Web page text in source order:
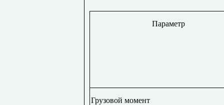
Параметр
Грузовой момент